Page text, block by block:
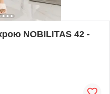
NOBILITAS 42 -